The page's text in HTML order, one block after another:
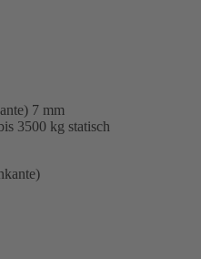
7 mm
3500 kg statisch